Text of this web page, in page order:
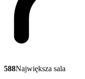
588Największa sala